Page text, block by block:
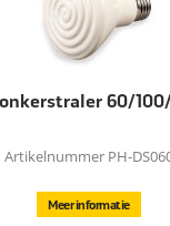
60/
Artikelnummer PH-
Meer informatie